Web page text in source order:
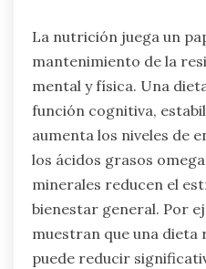
La nutrición juega un
mantenimiento de la
mental y física. Una
función cognitiva,
aumenta los niveles de
los ácidos grasos
minerales reducen el
bienestar general. Por
muestran que una dieta
puede reducir